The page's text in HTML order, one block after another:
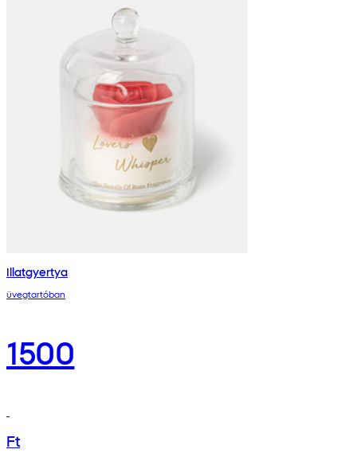
Illatgyertya
üvegtartóban
1500
Ft